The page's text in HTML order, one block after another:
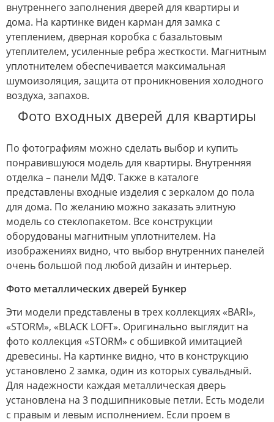
внутреннего заполнения дверей для квартиры и
дома. На картинке виден карман для замка с
утеплением, дверная коробка с базальтовым
утеплителем, усиленные ребра жесткости. Магнитным
уплотнителем обеспечивается максимальная
шумоизоляция, защита от проникновения холодного
воздуха, запахов.
Фото входных дверей для квартиры
По фотографиям можно сделать выбор и купить
понравившуюся модель для квартиры. Внутренняя
отделка – панели МДФ. Также в каталоге
представлены входные изделия с зеркалом до пола
для дома. По желанию можно заказать элитную
модель со стеклопакетом. Все конструкции
оборудованы магнитным уплотнителем. На
изображениях видно, что выбор внутренних панелей
очень большой под любой дизайн и интерьер.
Фото металлических дверей Бункер
Эти модели представлены в трех коллекциях «BARI»,
«STORM», «BLACK LOFT». Оригинально выглядит на
фото коллекция «STORM» с обшивкой имитацией
древесины. На картинке видно, что в конструкцию
установлено 2 замка, один из которых сувальдный.
Для надежности каждая металлическая дверь
установлена на 3 подшипниковые петли. Есть модели
с правым и левым исполнением. Если проем в